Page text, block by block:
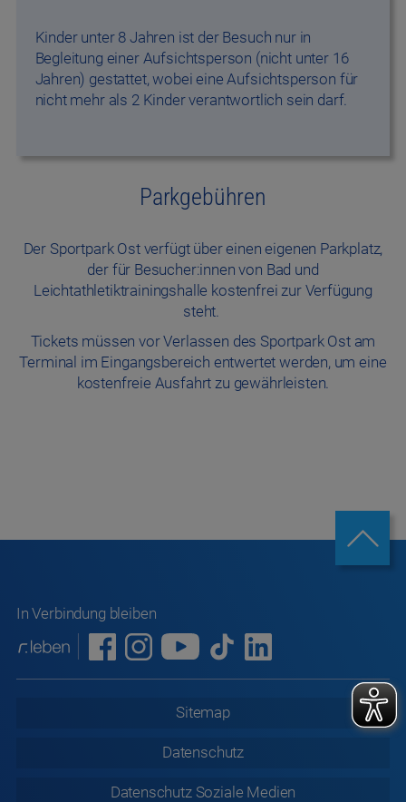
Kinder unter 8 Jahren ist der Besuch nur in
Begleitung einer Aufsichtsperson (nicht unter 16
Jahren) gestattet, wobei eine Aufsichtsperson für
nicht mehr als 2 Kinder verantwortlich sein darf.
Parkgebühren
Der Sportpark Ost verfügt über einen eigenen Parkplatz,
der für Besucher:innen von Bad und
Leichtathletiktrainingshalle kostenfrei zur Verfügung
steht.
Tickets müssen vor Verlassen des Sportpark Ost am
Terminal im Eingangsbereich entwertet werden, um eine
kostenfreie Ausfahrt zu gewährleisten.
In Verbindung bleiben
Sitemap
Datenschutz
Datenschutz Soziale Medien